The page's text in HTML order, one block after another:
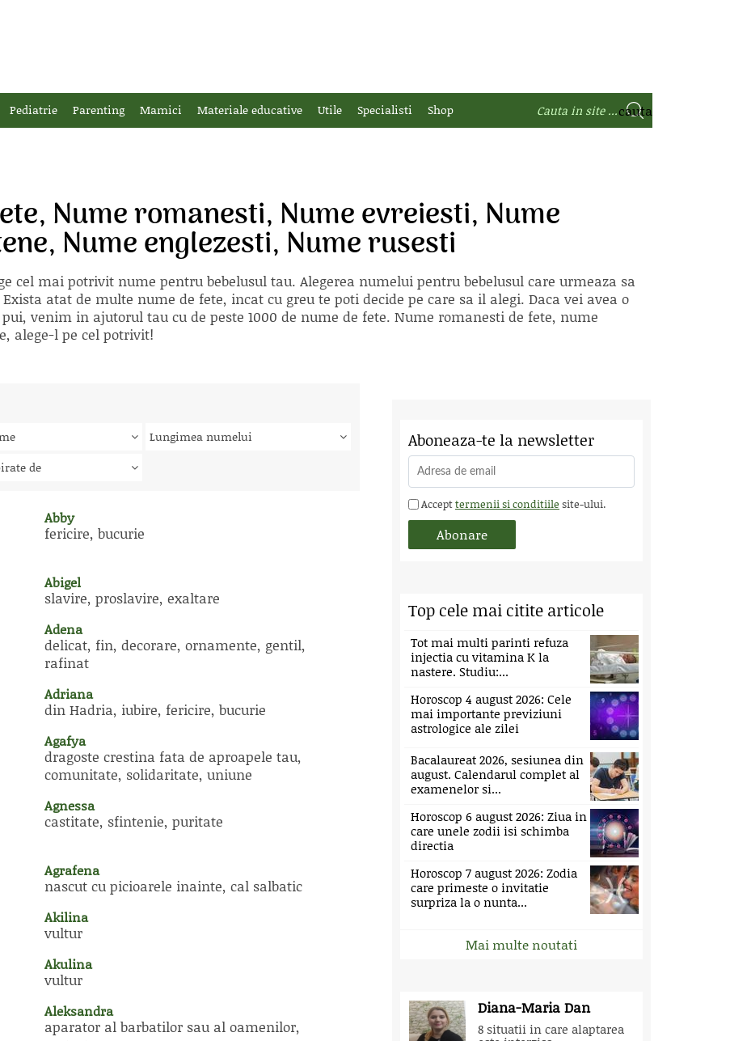
Pediatrie Parenting Mamici Materiale educative Utile Specialisti Shop
Nume romanesti, Nume evreiesti, Nume
Nume englezesti, Nume rusesti
cel mai potrivit nume pentru bebelusul tau. Alegerea numelui pentru bebelusul care urmeaza sa
atat de multe nume de fete, incat cu greu te poti decide pe care sa il alegi. Daca vei avea o
venim in ajutorul tau cu de peste 1000 de nume de fete. Nume romanesti de fete, nume
alege-l pe cel potrivit!
Lungimea numelui
de
Abby
fericire, bucurie
Abigel
slavire, proslavire, exaltare
Adena
delicat, fin, decorare, ornamente, gentil,
rafinat
Adriana
din Hadria, iubire, fericire, bucurie
Agafya
dragoste crestina fata de aproapele tau,
comunitate, solidaritate, uniune
Agnessa
castitate, sfintenie, puritate
Agrafena
nascut cu picioarele inainte, cal salbatic
Akilina
vultur
Akulina
vultur
Aleksandra
aparator al barbatilor sau al oamenilor,
Aboneaza-te la newsletter
Accepttermenii si conditiile site-ului.
Top cele mai citite articole
Tot mai multi parinti refuza
injectia cu vitamina K la
nastere. Studiu:...
Horoscop 4 august 2026: Cele
mai importante previziuni
astrologice ale zilei
Bacalaureat 2026, sesiunea din
august. Calendarul complet al
examenelor si...
Horoscop 6 august 2026: Ziua in
care unele zodii isi schimba
directia
Horoscop 7 august 2026: Zodia
care primeste o invitatie
surpriza la o nunta...
Mai multe noutati
Diana-Maria Dan
8 situatii in care alaptarea